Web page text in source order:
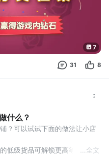
7
31 8
什么？
？可以试试下面的做法让小店
全文